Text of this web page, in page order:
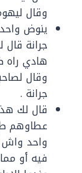
وقال
ينوض
جرانة قال
هادي راه
وقال
جرانة .
قال لك
عطاوهم
واحد
فيه أو